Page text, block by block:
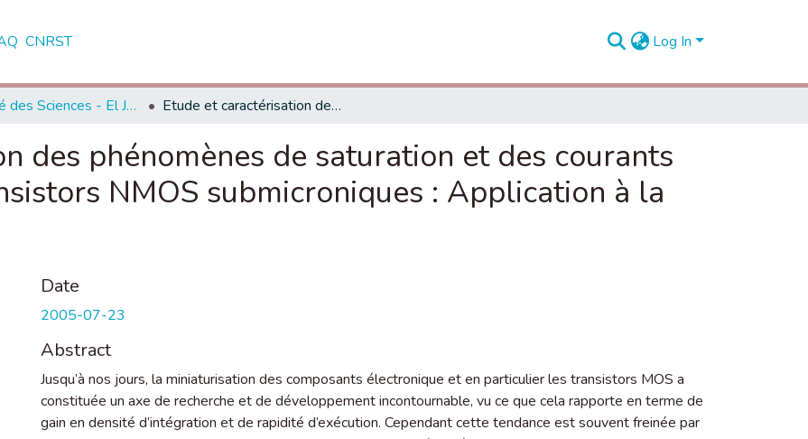
CNRST Log In
Faculté des Sciences - El Jadida Etude et caractérisation des phénomènes de saturation et des courants parasites dans les transistors NMOS submicroniques : Application à la technologie "High-k"
des phénomènes de saturation et des courants
NMOS submicroniques : Application à la
Date
2005-07-23
Abstract
Jusqu’à nos jours, la miniaturisation des composants électronique et en particulier les transistors MOS a
constituée un axe de recherche et de développement incontournable, vu ce que cela rapporte en terme de
gain en densité d’intégration et de rapidité d’exécution. Cependant cette tendance est souvent freinée par